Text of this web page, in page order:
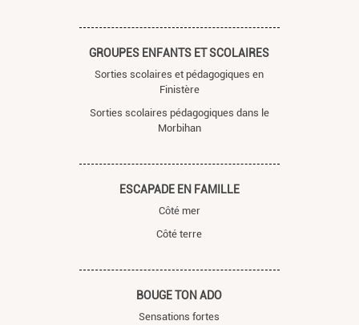
GROUPES ENFANTS ET SCOLAIRES
Sorties scolaires et pédagogiques en
Finistère
Sorties scolaires pédagogiques dans le
Morbihan
ESCAPADE EN FAMILLE
Côté mer
Côté terre
BOUGE TON ADO
Sensations fortes